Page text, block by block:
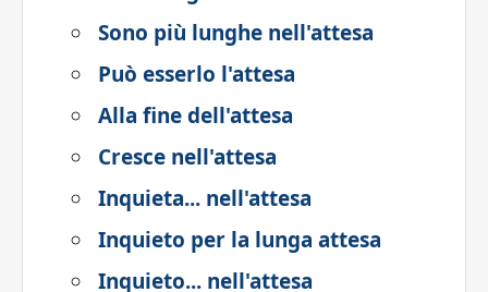
Sono più lunghe nell'attesa
Può esserlo l'attesa
Alla fine dell'attesa
Cresce nell'attesa
Inquieta... nell'attesa
Inquieto per la lunga attesa
Inquieto... nell'attesa